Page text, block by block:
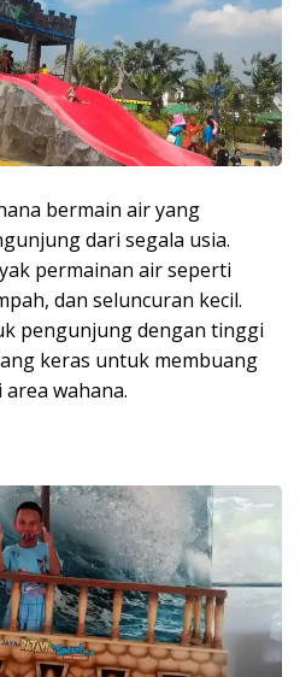
bermain air yang
dari segala usia.
permainan air seperti
dan seluncuran kecil.
pengunjung dengan tinggi
keras untuk membuang
wahana.